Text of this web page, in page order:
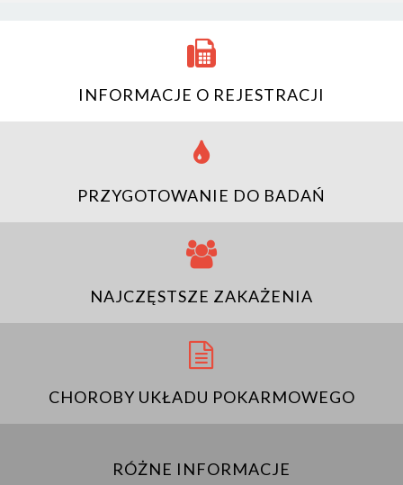
INFORMACJE O REJESTRACJI
PRZYGOTOWANIE DO BADAŃ
NAJCZĘSTSZE ZAKAŻENIA
CHOROBY UKŁADU POKARMOWEGO
RÓŻNE INFORMACJE